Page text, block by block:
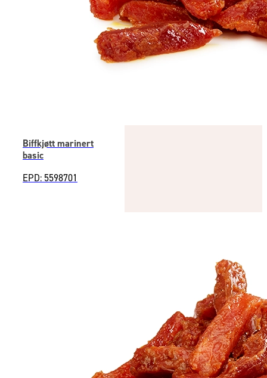
Biffkjøtt marinert
basic
EPD: 5598701